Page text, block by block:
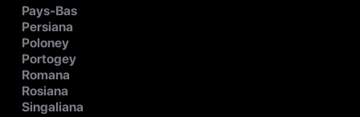
Pays-Bas
Persiana
Poloney
Portogey
Romana
Rosiana
Singaliana